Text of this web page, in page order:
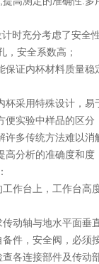
充分考虑了安全性
，安全系数高；
内杯材料质量稳
用特殊设计，易
实验中样品的区分
传统方法难以消
析的准确度和度
台上，工作台高
轴与地水平面垂
，安全阀，必须按
连接部件及传动